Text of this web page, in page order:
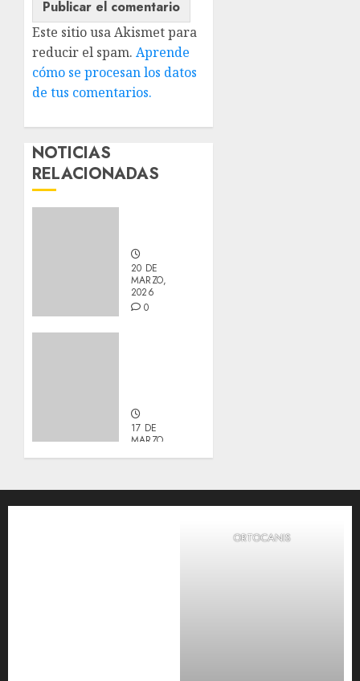
Este sitio usa Akismet para
reducir el spam. Aprende
cómo se procesan los datos
de tus comentarios.
NOTICIAS
RELACIONADAS
20 DE
MARZO,
2026
0
17 DE
MARZO,
ORTOCANIS